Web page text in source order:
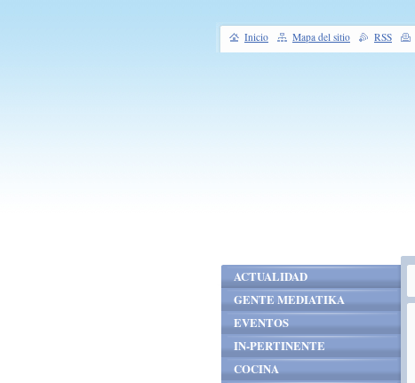
ACTUALIDAD
GENTE MEDIATIKA
EVENTOS
IN-PERTINENTE
COCINA
Inicio Mapa del sitio RSS